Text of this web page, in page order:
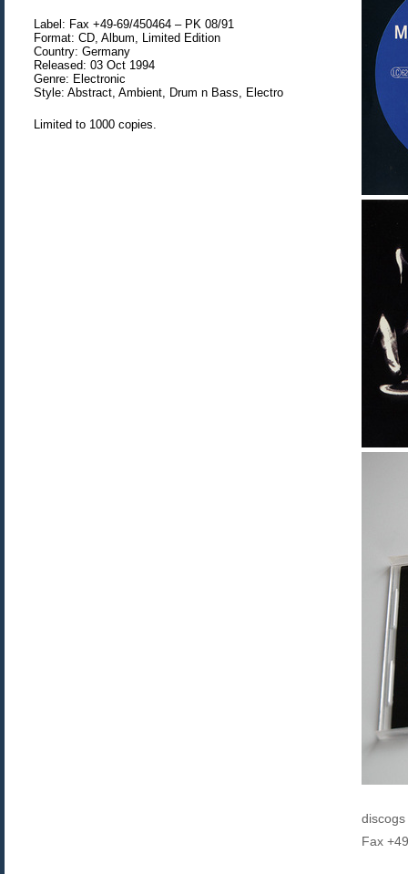
Label: Fax +49-69/450464 ‎– PK 08/91
Format: CD, Album, Limited Edition
Country: Germany
Released: 03 Oct 1994
Genre: Electronic
Style: Abstract, Ambient, Drum n Bass, Electro
Limited to 1000 copies.
discogs
Fax